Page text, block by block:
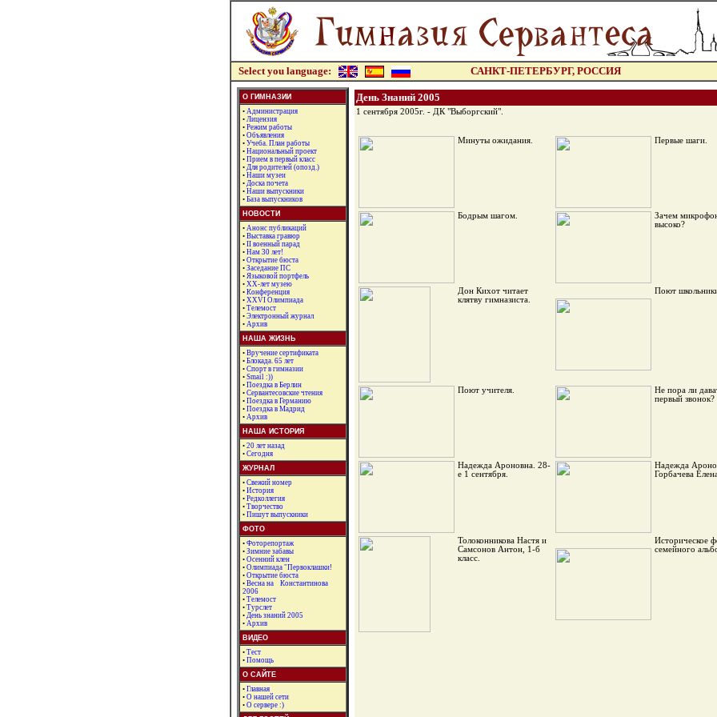
Select you language: САНКТ-ПЕТЕРБУРГ, РОССИЯ
О ГИМНАЗИИ
• Администрация
• Лицензия
• Режим работы
• Объявления
• Учеба. План работы
• Национальный проект
• Прием в первый класс
• Для родителей (опозд.)
• Наши музеи
• Доска почета
• Наши выпускники
• База выпускников
НОВОСТИ
• Анонс публикаций
• Выставка гравюр
• II военный парад
• Нам 30 лет!
• Открытие бюста
• Заседание ПС
• Языковой портфель
• XX-лет музею
• Конференция
• XXVI Олимпиада
• Телемост
• Электронный журнал
• Архив
НАША ЖИЗНЬ
• Вручение сертификата
• Блокада. 65 лет
• Спорт в гимназии
• Smail :))
• Поездка в Берлин
• Сервантесовские чтения
• Поездка в Германию
• Поездка в Мадрид
• Архив
НАША ИСТОРИЯ
• 20 лет назад
• Сегодня
ЖУРНАЛ
• Свежий номер
• История
• Редколлегия
• Творчество
• Пишут выпускники
ФОТО
• Фоторепортаж
• Зимние забавы
• Осенний клен
• Олимпиада "Первоклашки!
• Открытие бюста
• Весна на Константинова
2006
• Телемост
• Турслет
• День знаний 2005
• Архив
ВИДЕО
• Тест
• Помощь
О САЙТЕ
• Главная
• О нашей сети
• О сервере :)
День Знаний 2005
1 сентября 2005г. - ДК "Выборгский".
Минуты ожидания. Первые шаги.
Бодрым шагом.
Зачем
высоко?
Дон Кихот читает
клятву гимназиста.
Поют
Поют учителя.
Не пора ли
первый звонок?
Надежда Ароновна. 28-
е 1 сентября.
Надежда
Горбачева
Толоконникова Настя и
Самсонов Антон, 1-б
класс.
Историческое
семейного